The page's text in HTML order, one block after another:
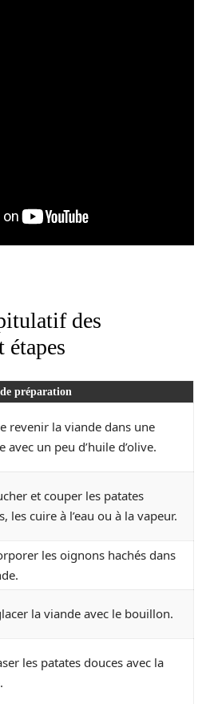
des
étapes
préparation
revenir la viande dans une
avec un peu d’huile d’olive.
et couper les patates
les cuire à l’eau ou à la vapeur.
les oignons hachés dans
la viande avec le bouillon.
les patates douces avec la